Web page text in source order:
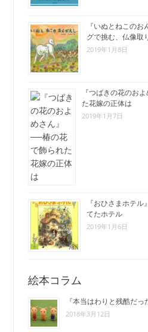
『いぬとねこの
グで挑む、仏像取
2019年1月8日
『つばきの花のお
た花嫁の正体は
2019年1月7日
『おひさまホテ
てたホテル
2019年1月6日
絵本コラム
『本当はわりと残酷だっ
2018年3月12日